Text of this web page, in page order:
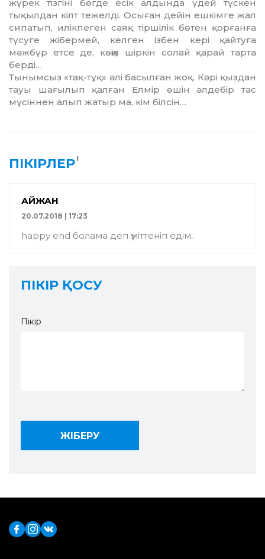
жүрек тізгіні бөгде есік алдында үдей түскен
тықылдан кілт тежелді. Осыған дейін ешкімге жал
сипатып, илікпеген саяқ тіршілік бөтен қор­ғанға
түсуге жібермей, келген ізбен кері қайтуға
мәжбүр етсе де, көңіл шіркін солай қарай тарта
берді…
Тынымсыз «тақ-тұқ» әлі басылған жоқ. Кәрі қыздан
тауы шағылып қалған Елмір өшін әлдебір тас
мүсін­нен алып жатыр ма, кім білсін…
ПІКІРЛЕР1
АЙЖАН
20.07.2018 | 17:23
happy end болама деп үміттеніп едім..
ПІКІР ҚОСУ
Пікір